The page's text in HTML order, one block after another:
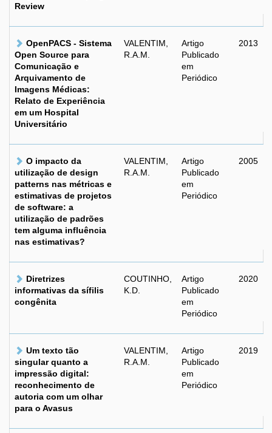
Review
OpenPACS - Sistema
Open Source para
Comunicação e
Arquivamento de
Imagens Médicas:
Relato de Experiência
em um Hospital
Universitário
VALENTIM,
R.A.M.
Artigo
Publicado
em
Periódico
2013
O impacto da
utilização de design
patterns nas métricas e
estimativas de projetos
de software: a
utilização de padrões
tem alguma influência
nas estimativas?
VALENTIM,
R.A.M.
Artigo
Publicado
em
Periódico
2005
Diretrizes
informativas da sífilis
congênita
COUTINHO,
K.D.
Artigo
Publicado
em
Periódico
2020
Um texto tão
singular quanto a
impressão digital:
reconhecimento de
autoria com um olhar
para o Avasus
VALENTIM,
R.A.M.
Artigo
Publicado
em
Periódico
2019